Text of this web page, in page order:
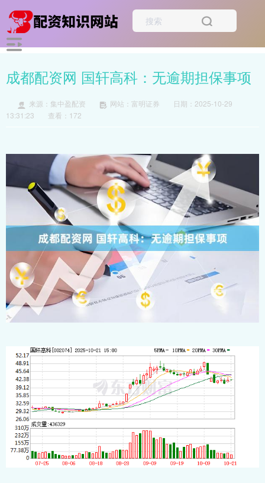
成都配资网 国轩高科：无逾期担保事项
来源：集中盈配资 网站：富明证券
日期：2025-10-29
13:31:23
查看：172